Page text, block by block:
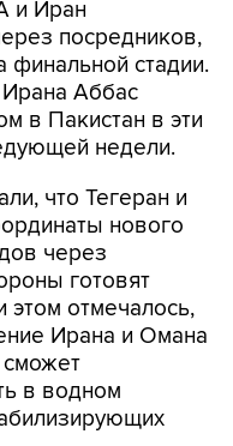
финальной стадии.
Аббас
в Пакистан в эти
недели.
что Тегеран и
через
готовят
отмечалось,
Ирана и Омана
в водном